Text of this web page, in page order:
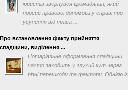
юристів звернувся громадянин, який
просив правової допомоги у справі про
усунення від права ...
Про встановлення факту прийняття
спадщини, виділення ...
Нотаріальне оформлення спадщини
часто заходить у глухий кут через
різні перешкоди та фактори. Однією із